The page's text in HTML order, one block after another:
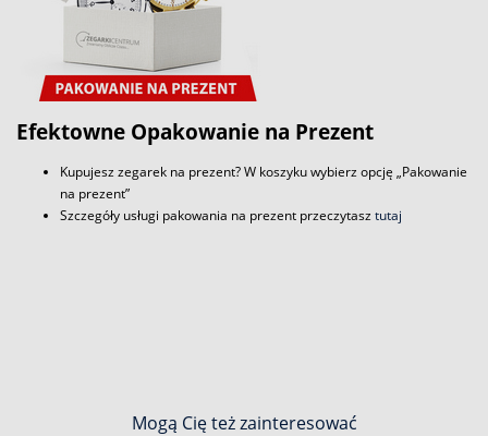
Efektowne Opakowanie na Prezent
Kupujesz zegarek na prezent? W koszyku wybierz opcję „Pakowanie
na prezent”
Szczegóły usługi pakowania na prezent przeczytasztutaj
Mogą Cię też zainteresować